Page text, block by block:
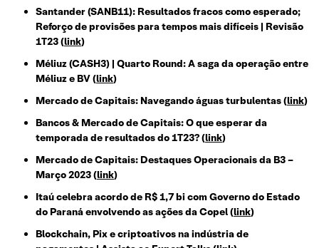
Santander (SANB11): Resultados fracos como esperado;
Reforço de provisões para tempos mais difíceis | Revisão
1T23 (link)
Méliuz (CASH3) | Quarto Round: A saga da operação entre
Méliuz e BV (link)
Mercado de Capitais: Navegando águas turbulentas (link)
Bancos & Mercado de Capitais: O que esperar da
temporada de resultados do 1T23? (link)
Mercado de Capitais: Destaques Operacionais da B3 –
Março 2023 (link)
Itaú celebra acordo de R$ 1,7 bi com Governo do Estado
do Paraná envolvendo as ações da Copel (link)
Blockchain, Pix e criptoativos na indústria de